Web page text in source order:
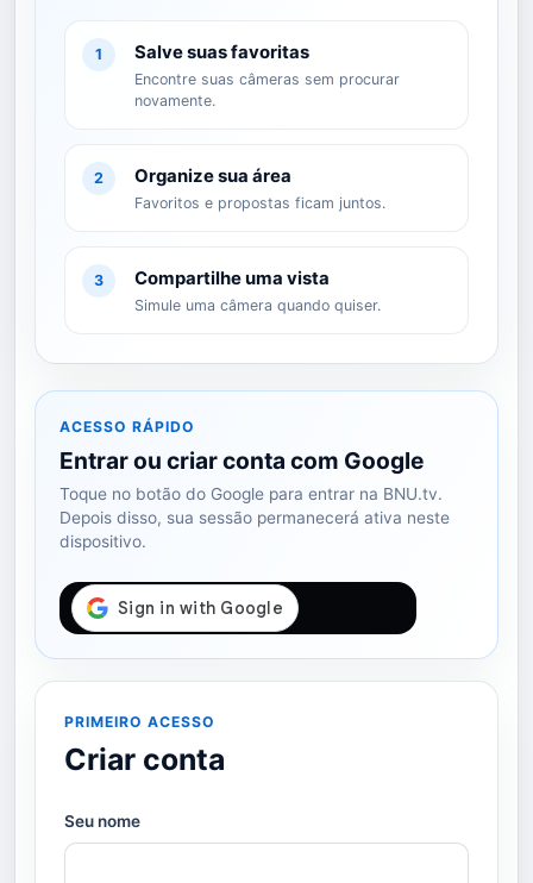
1 Salve suas favoritas
Encontre suas câmeras sem procurar
novamente.
2 Organize sua área
Favoritos e propostas ficam juntos.
3 Compartilhe uma vista
Simule uma câmera quando quiser.
ACESSO RÁPIDO
Entrar ou criar conta com Google
Toque no botão do Google para entrar na BNU.tv.
Depois disso, sua sessão permanecerá ativa neste
dispositivo.
PRIMEIRO ACESSO
Criar conta
Seu nome